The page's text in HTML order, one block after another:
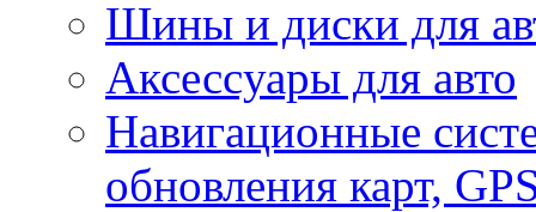
Шины и диски для
Аксесcуары для авто
Навигационные
обновления карт,